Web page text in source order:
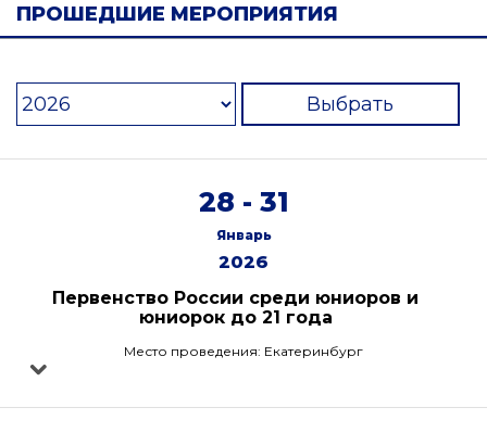
ПРОШЕДШИЕ МЕРОПРИЯТИЯ
Выбрать
28 - 31
Январь
2026
Первенство России среди юниоров и
юниорок до 21 года
Место проведения: Екатеринбург